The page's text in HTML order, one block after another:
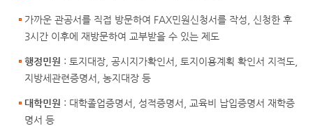
가까운 관공서를 직접 방문하여 FAX민원신청서를 작성, 신청한 후
3시간 이후에 재방문하여 교부받을 수 있는 제도
행정민원 : 토지대장, 공시지가확인서, 토지이용계획 확인서 지적도,
지방세관련증명서, 농지대장 등
대학민원 : 대학졸업증명서, 성적증명서, 교육비 납입증명서 재학증
명서 등